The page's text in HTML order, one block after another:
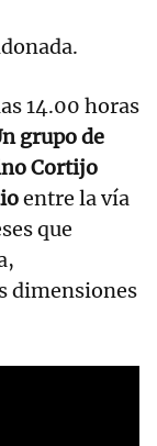
14.00 horas
grupo de
Cortijo
entre la vía
que
dimensiones